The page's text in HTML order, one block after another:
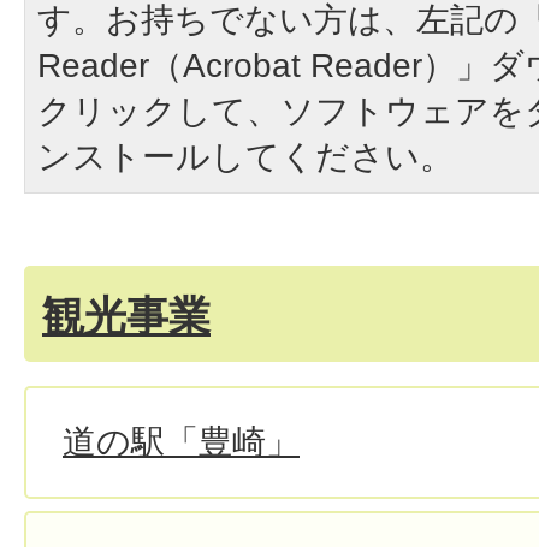
す。お持ちでない方は、左記の
Reader（Acrobat Reader）」
クリックして、ソフトウェア
ンストールしてください。
観光事業
道の駅「豊崎」